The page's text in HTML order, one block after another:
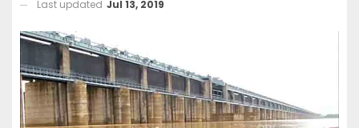
Last updated Jul 13, 2019